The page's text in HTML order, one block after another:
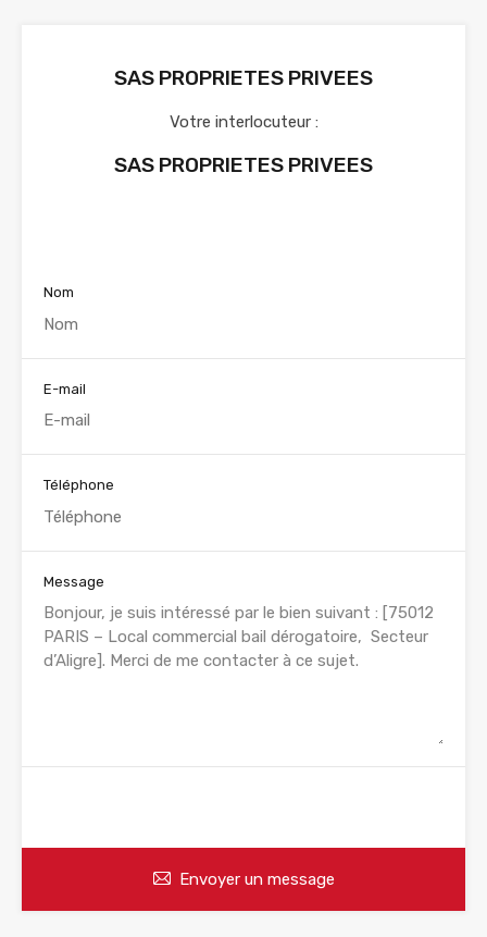
SAS PROPRIETES PRIVEES
Votre interlocuteur :
SAS PROPRIETES PRIVEES
Nom
E-mail
Téléphone
Message
Envoyer un message